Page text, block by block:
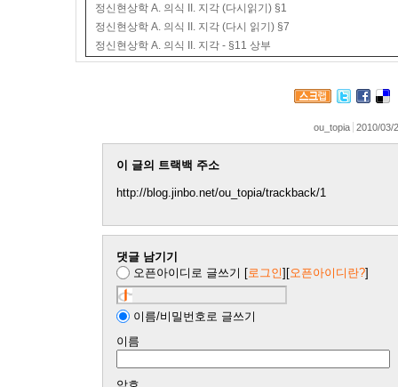
정신현상학 A. 의식 II. 지각 (다시읽기) §1
정신현상학 A. 의식 II. 지각 (다시 읽기) §7
정신현상학 A. 의식 II. 지각 - §11 상부
ou_topia 2010/03/
이 글의 트랙백 주소
http://blog.jinbo.net/ou_topia/trackback/1
댓글 남기기
오픈아이디로 글쓰기 [로그인][오픈아이디란?]
이름/비밀번호로 글쓰기
이름
암호